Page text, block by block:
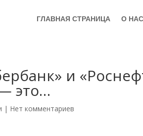
ГЛАВНАЯ СТРАНИЦА О НАС
и
это…
| Нет комментариев